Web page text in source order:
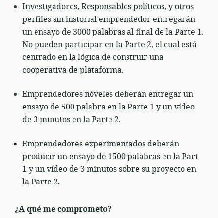
Investigadores, Responsables políticos, y otros
perfiles sin historial emprendedor entregarán
un ensayo de 3000 palabras al final de la Parte 1.
No pueden participar en la Parte 2, el cual está
centrado en la lógica de construir una
cooperativa de plataforma.
Emprendedores nóveles deberán entregar un
ensayo de 500 palabra en la Parte 1 y un vídeo
de 3 minutos en la Parte 2.
Emprendedores experimentados deberán
producir un ensayo de 1500 palabras en la Part
1 y un vídeo de 3 minutos sobre su proyecto en
la Parte 2.
¿A qué me comprometo?